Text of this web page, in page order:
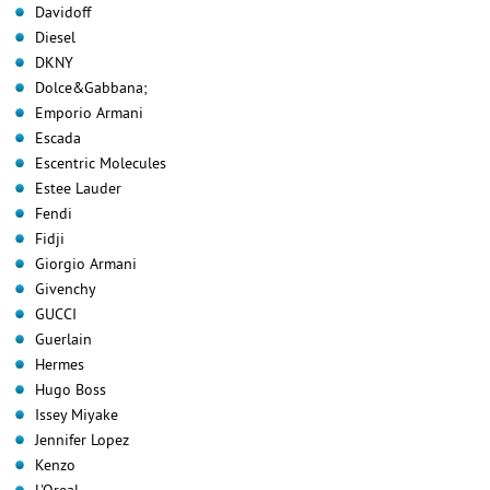
Davidoff
Diesel
DKNY
Dolce&Gabbana;
Emporio Armani
Escada
Escentric Molecules
Estee Lauder
Fendi
Fidji
Giorgio Armani
Givenchy
GUCCI
Guerlain
Hermes
Hugo Boss
Issey Miyake
Jennifer Lopez
Kenzo